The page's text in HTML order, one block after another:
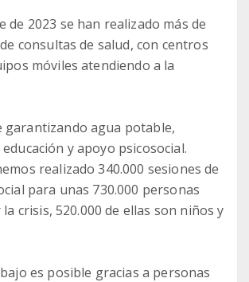
de 2023 se han realizado más de
consultas de salud, con centros
móviles atendiendo a la
garantizando agua potable,
y apoyo psicosocial.
realizado 340.000 sesiones de
para unas 730.000 personas
crisis, 520.000 de ellas son niños y
es posible gracias a personas